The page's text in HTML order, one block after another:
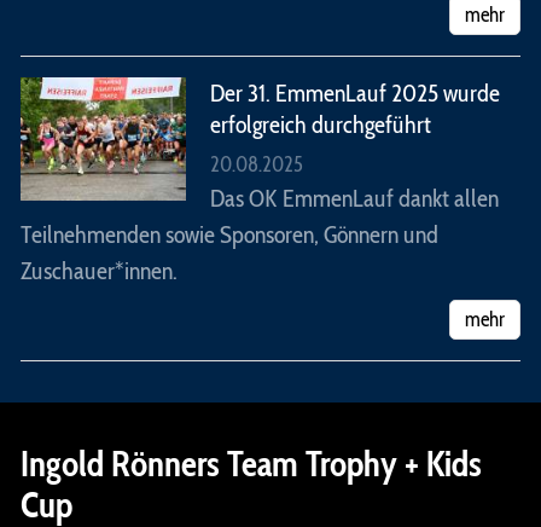
mehr
Der 31. EmmenLauf 2025 wurde
erfolgreich durchgeführt
20.08.2025
Das OK EmmenLauf dankt allen
Teilnehmenden sowie Sponsoren, Gönnern und
Zuschauer*innen.
mehr
Ingold Rönners Team Trophy + Kids
Cup